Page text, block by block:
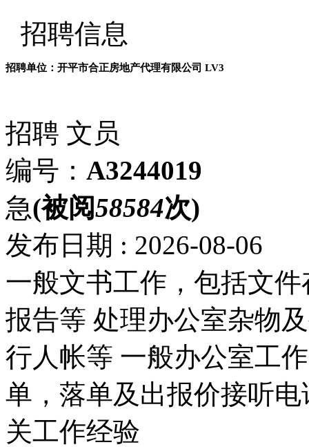
招聘信息
招聘单位：开平市合正房地产代理有限公司 LV3
招聘 文员
编号： A3244019
急(被阅58584次)
发布日期 : 2026-08-06
一般文书工作，包括文
报告等 处理办公室杂物
行人帐等 一般办公室工
单，落单及出报价接听
关工作经验